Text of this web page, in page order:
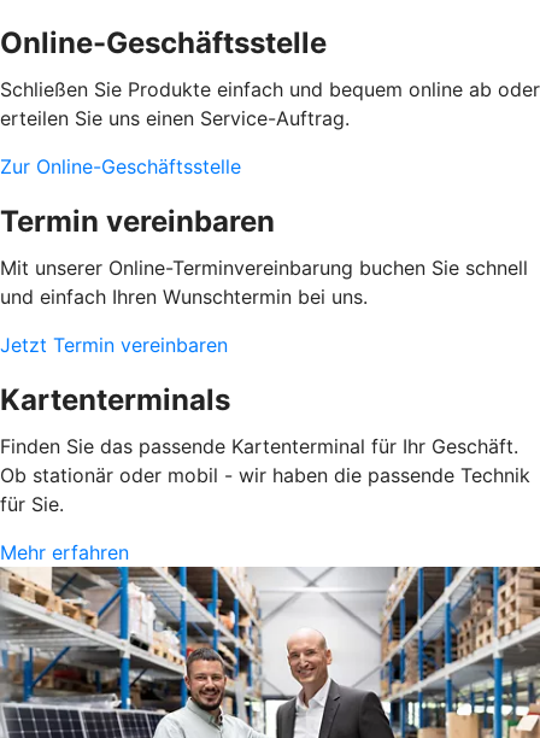
Online-Geschäftsstelle
Schließen Sie Produkte einfach und bequem online ab oder
erteilen Sie uns einen Service-Auftrag.
Zur Online-Geschäftsstelle
Termin vereinbaren
Mit unserer Online-Terminvereinbarung buchen Sie schnell
und einfach Ihren Wunschtermin bei uns.
Jetzt Termin vereinbaren
Kartenterminals
Finden Sie das passende Kartenterminal für Ihr Geschäft.
Ob stationär oder mobil - wir haben die passende Technik
für Sie.
Mehr erfahren